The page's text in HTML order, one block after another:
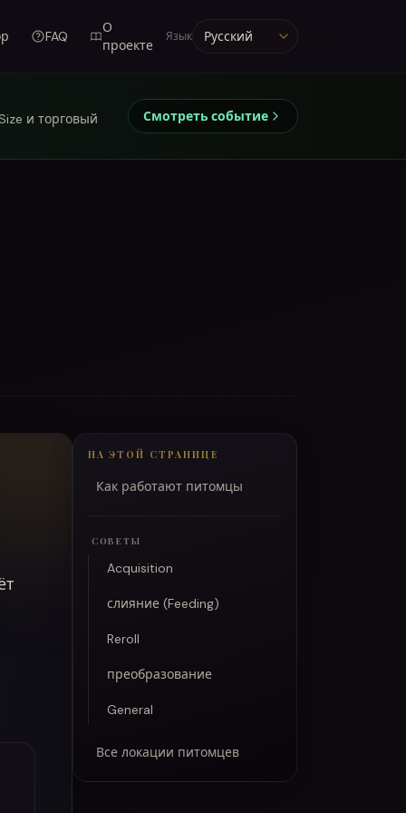
FAQ
О
проекте
ЯзыкЯзык
и торговый Смотреть событие
НА ЭТОЙ СТРАНИЦЕ
Как работают питомцы
СОВЕТЫ
Acquisition
слияние (Feeding)
Reroll
преобразование
General
Все локации питомцев